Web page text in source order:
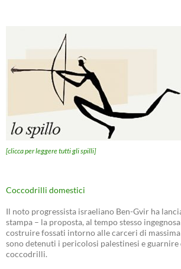
[clicca per leggere tutti gli spilli]
Coccodrilli domestici
Il noto progressista israeliano Ben-Gvir ha
stampa – la proposta, al tempo stesso
costruire fossati intorno alle carceri di
sono detenuti i pericolosi palestinesi e
coccodrilli.